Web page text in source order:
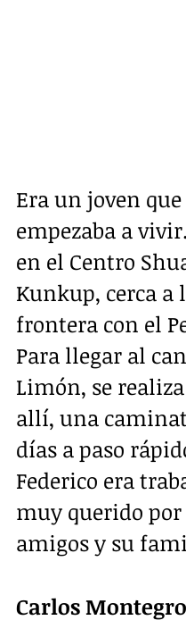
Era un joven
empezaba a
en el Centro
Kunkup, cerca a
frontera con el
Para llegar al
Limón, se
allí, una
días a paso
Federico era
muy querido por
amigos y su
Carlos Montegro